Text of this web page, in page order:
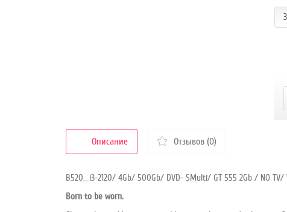
Описание Отзывов (0)
B520__i3-2120/ 4Gb/ 500Gb/ DVD- SMulti/ GT 555 2Gb / NO
Born to be worn.